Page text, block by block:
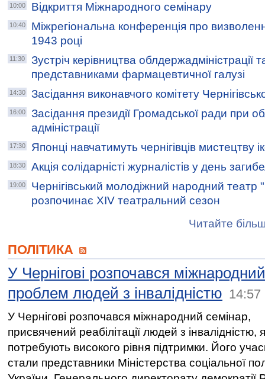
10:00 Відкриття Міжнародного семінару
10:40
Міжрегіональна конференція про
1943 році
11:30
Зустріч керівництва облдержадміністрації
представниками фармацевтичної галузі
14:30 Засідання виконавчого комітету
16:00
Засідання президії Громадської ради при
адміністрації
17:30 Японці навчатимуть чернігівців мистецтву
18:30 Акція солідарністі журналістів у день
19:00
Чернігівський молодіжний народний театр
розпочинає XIV театральний сезон
Читайте
ПОЛІТИКА
У Чернігові розпочався
проблем людей з інвалідністю 14:57
У Чернігові розпочався міжнародний семінар,
присвячений реабілітації людей з інвалідністю,
потребують високого рівня підтримки. Його
стали представники Міністерства соціальної